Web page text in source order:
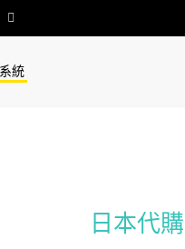
統
日本代購